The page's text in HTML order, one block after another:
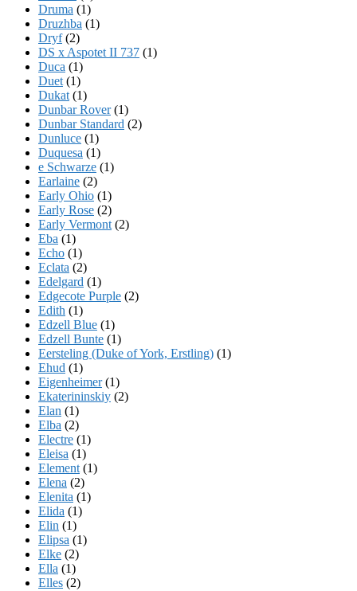
Druma (1)
Druzhba (1)
Dryf(2)
DS x Aspotet II 737 (1)
Duca (1)
Duet (1)
Dukat (1)
Dunbar Rover(1)
Dunbar Standard (2)
Dunluce (1)
Duquesa (1)
e Schwarze (1)
Earlaine (2)
Early Ohio (1)
Early Rose (2)
Early Vermont (2)
Eba (1)
Echo (1)
Eclata (2)
Edelgard (1)
Edgecote Purple (2)
Edith (1)
Edzell Blue (1)
Edzell Bunte (1)
Eersteling (Duke of York, Erstling) (1)
Ehud (1)
Eigenheimer(1)
Ekaterininskiy (2)
Elan (1)
Elba (2)
Electre (1)
Eleisa (1)
Element (1)
Elena (2)
Elenita (1)
Elida (1)
Elin (1)
Elipsa (1)
Elke (2)
Ella (1)
Elles (2)